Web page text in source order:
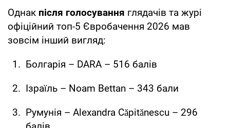
Однак після голосування глядачів та журі
офіційний топ-5 Євробачення 2026 мав
зовсім інший вигляд:
Болгарія – DARA – 516 балів
Ізраїль – Noam Bettan – 343 бали
Румунія – Alexandra Căpitănescu – 296